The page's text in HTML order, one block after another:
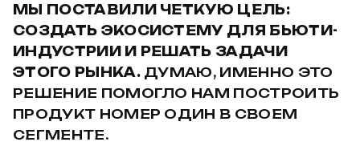
МЫ ПОСТАВИЛИ ЧЕТКУЮ ЦЕЛЬ:
СОЗДАТЬ ЭКОСИСТЕМУ ДЛЯ БЬЮТИ-
ИНДУСТРИИ И РЕШАТЬ ЗАДАЧИ
ЭТОГО РЫНКА. ДУМАЮ, ИМЕННО ЭТО
РЕШЕНИЕ ПОМОГЛО НАМ ПОСТРОИТЬ
ПРОДУКТ НОМЕР ОДИН В СВОЕМ
СЕГМЕНТЕ.